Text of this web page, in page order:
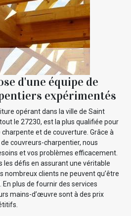
d'une équipe de
expérimentés
opérant dans la ville de Saint
le 27230, est la plus qualifiée pour
et de couverture. Grâce à
couvreurs-charpentier, nous
et vos problèmes efficacement.
les défis en assurant une véritable
nombreux clients ne peuvent qu’être
plus de fournir des services
mains-d’œuvre sont à des prix